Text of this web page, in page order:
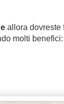
allora dovreste
molti benefici: